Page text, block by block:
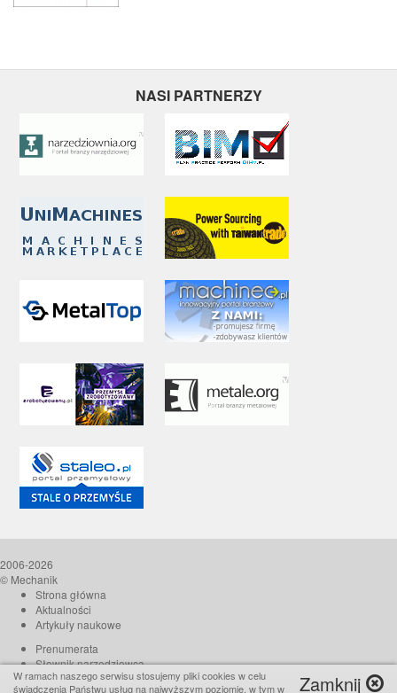
NASI PARTNERZY
2006-2026
© Mechanik
Strona główna
Aktualności
Artykuły naukowe
Prenumerata
Słownik narzędziowca
O czasopiśmie
Zamknij
W ramach naszego serwisu stosujemy pliki cookies w celu
świadczenia Państwu usług na najwyższym poziomie, w tym w